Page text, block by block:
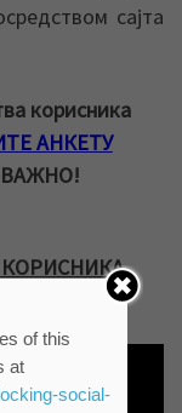
сајта
корисника
АНКЕТУ
of this
at
social-